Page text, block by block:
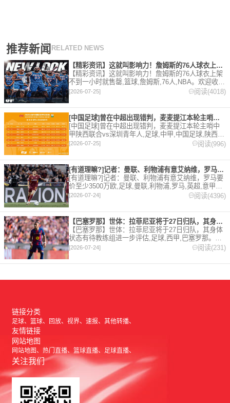
推荐新闻 RELATED NEWS
【精彩资讯】这就叫影响力！詹姆斯的76人球衣上架不到一小时就
【精彩资讯】这就叫影响力！詹姆斯的76人球衣上架
不到一小时就售罄,篮球,詹姆斯,76人,NBA。欢迎收藏
本站，24小时为你更新最新的足球，篮球体育资讯。
[2026-07-25] 阅读(4018)
[中国足球]曾在中超出现错判，麦麦提江本轮主哨中甲陕西联合v
[中国足球]曾在中超出现错判，麦麦提江本轮主哨中
甲陕西联合vs深圳青年人,足球,中甲,中国足球,陕西联
合,深圳青年人,中超。欢迎收藏本站，24小时为你更
[2026-07-25] 阅读(996)
[有道理嘛?]记者：曼联、利物浦有意艾纳维，罗马要价至少35
[有道理嘛?]记者：曼联、利物浦有意艾纳维，罗马要
价至少3500万欧,足球,曼联,利物浦,罗马,英超,意甲。
欢迎收藏本站，24小时为你更新最新的足球，篮球体
育资讯。
[2026-07-24] 阅读(4396)
【巴塞罗那】世体：拉菲尼亚将于27日归队，其身体状态有待教练
【巴塞罗那】世体：拉菲尼亚将于27日归队，其身体
状态有待教练组进一步评估,足球,西甲,巴塞罗那。欢
迎收藏本站，24小时为你更新最新的足球，篮球体育
资讯。
[2026-07-24] 阅读(231)
链接分类
足球 篮球 回放 视界 速报 其他转播
友情链接
网站地图
网站地图 热门直播 篮球直播 足球直播
关注我们